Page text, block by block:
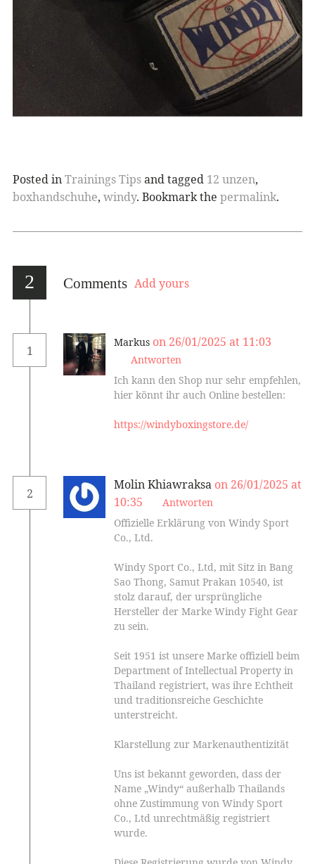
Posted inTrainings Tipsand tagged 12 unzen,
boxhandschuhe, windy. Bookmark the permalink.
2 Comments Add yours
1
Markus on 26/01/2025 at 11:03
Antworten
Ich kann den Shop nur sehr empfehlen,
hier könnt ihr auch Online bestellen:
https://windyboxingstore.de/
2
Molin Khiawraksa on 26/01/2025 at
10:35
Antworten
Offizielle Erklärung von Windy Sport
Co., Ltd.
Windy Sport Co., Ltd, mit Sitz in Bang
Sao Thong, Samut Prakan 10540, ist
stolz darauf, der ursprüngliche
Hersteller der Marke Windy Fight Gear
zu sein.
Seit 1951 ist unsere Marke offiziell beim
Department of Intellectual Property in
Thailand registriert, was ihre Echtheit
und traditionsreiche Geschichte
unterstreicht.
Klarstellung zur Markenauthentizität
Uns ist bekannt geworden, dass der
Name „Windy“ außerhalb Thailands
ohne Zustimmung von Windy Sport
Co., Ltd unrechtmäßig registriert
wurde.